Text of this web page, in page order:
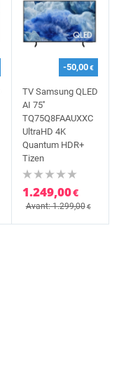
-50,00€
TV Samsung QLED
AI 75''
TQ75Q8FAAUXXC
UltraHD 4K
Quantum HDR+
Tizen
1.249,00€
Avant: 1.299,00€